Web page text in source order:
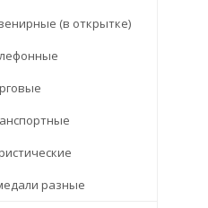
(в открытке)
разные